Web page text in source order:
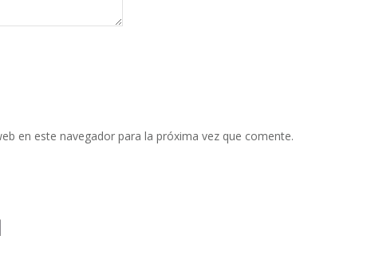
en este navegador para la próxima vez que comente.